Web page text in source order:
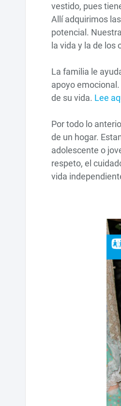
vestido, pues
Allí adquirimos
potencial.
la vida y la de los
La familia le
apoyo
de su vida. Lee
Por todo lo
de un hogar.
adolescente o
respeto, el
vida